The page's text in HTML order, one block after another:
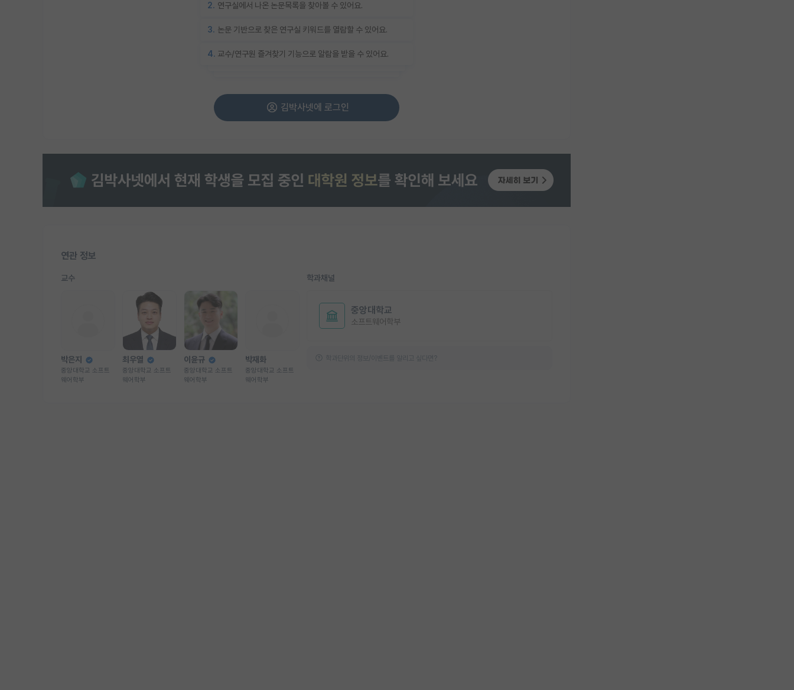
2. 연구실에서 나온 논문목록을 찾아볼 수 있어요.
3. 논문 기반으로 찾은 연구실 키워드를 열람할 수 있어요.
4. 교수/연구원 즐겨찾기 기능으로 알람을 받을 수 있어요.
김박사넷에 로그인
연관 정보
교수
박은지
중앙대학교 소프트
웨어학부
최우열
중앙대학교 소프트
웨어학부
이윤규
중앙대학교 소프트
웨어학부
박재화
중앙대학교 소프트
웨어학부
학과채널
중앙대학교
소프트웨어학부
학과단위의 정보/이벤트를 알리고 싶다면?